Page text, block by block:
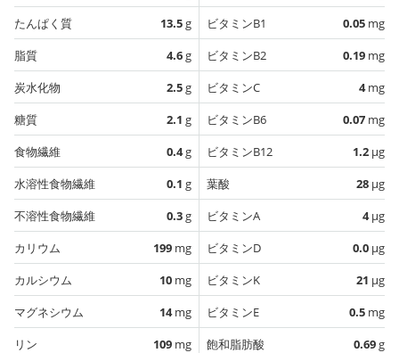
たんぱく質
13.5g
脂質
4.6g
炭水化物
2.5g
糖質
2.1 g
食物繊維
0.4g
水溶性食物繊維
0.1 g
不溶性食物繊維
0.3g
カリウム
199 mg
カルシウム
10 mg
マグネシウム
14mg
リン
109 mg
ビタミンB1
0.05 mg
ビタミンB2
0.19 mg
ビタミンC
4mg
ビタミンB6
0.07 mg
ビタミンB12
1.2 µg
葉酸
28 µg
ビタミンA
4µg
ビタミンD
0.0 µg
ビタミンK
21 µg
ビタミンE
0.5 mg
飽和脂肪酸
0.69g